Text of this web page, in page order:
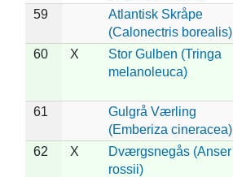
59
Atlantisk Skråpe
(Calonectris borealis)
60 X
Stor Gulben (Tringa
melanoleuca)
61
Gulgrå Værling
(Emberiza cineracea)
62 X
Dværgsnegås (Anser
rossii)